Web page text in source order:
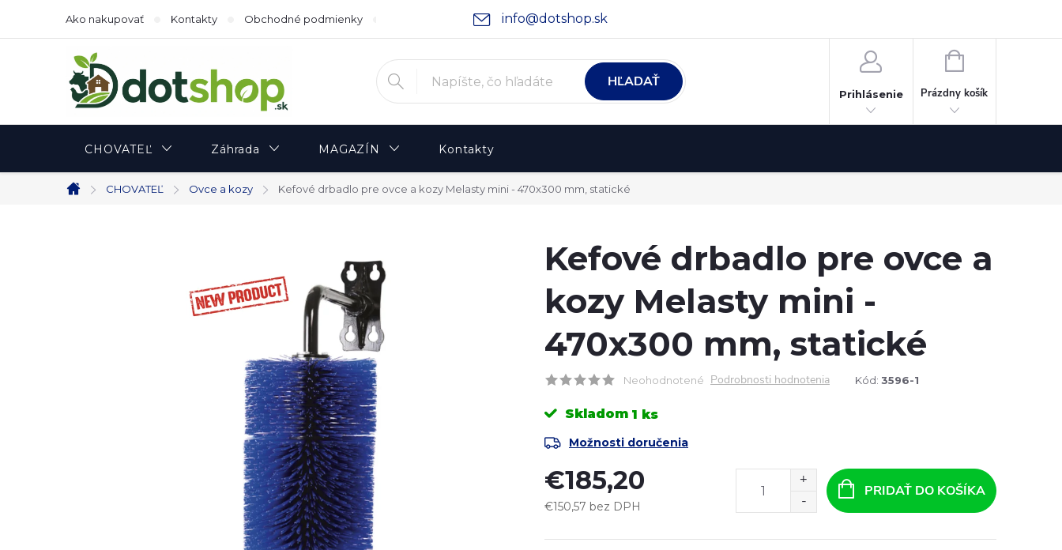
info@dotshop.sk
Ako nakupovať Kontakty Obchodné podmienky Podmienky ochrany osobných údajov
HĽADAŤ
Prihlásenie
NÁKUPNÝ
Prázdny košík
CHOVATEĽ Záhrada MAGAZÍN Kontakty
Domov
CHOVATEĽ Ovce a kozy Kefové drbadlo pre ovce a kozy Melasty mini - 470x300 mm, statické
Kefové drbadlo pre ovce a
kozy Melasty mini -
470x300 mm, statické
Neohodnotené Podrobnosti hodnotenia Kód: 3596-1
Skladom 1 ks
Možnosti doručenia
€185,20
€150,57 bez DPH
cena:
PRIDAŤ DO KOŠÍKA